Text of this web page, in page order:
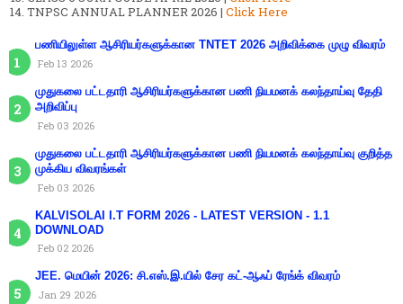
TNPSC ANNUAL PLANNER 2026 | Click Here
பணியிலுள்ள ஆசிரியர்களுக்கான TNTET 2026 அறிவிக்கை முழு விவரம்
Feb 13 2026
முதுகலை பட்டதாரி ஆசிரியர்களுக்கான பணி நியமனக் கலந்தாய்வு தேதி
அறிவிப்பு
Feb 03 2026
முதுகலை பட்டதாரி ஆசிரியர்களுக்கான பணி நியமனக் கலந்தாய்வு குறித்த
முக்கிய விவரங்கள்
Feb 03 2026
KALVISOLAI I.T FORM 2026 - LATEST VERSION - 1.1
DOWNLOAD
Feb 02 2026
JEE. மெயின் 2026: சி.எஸ்.இ.யில் சேர கட்-ஆஃப் ரேங்க் விவரம்
Jan 29 2026